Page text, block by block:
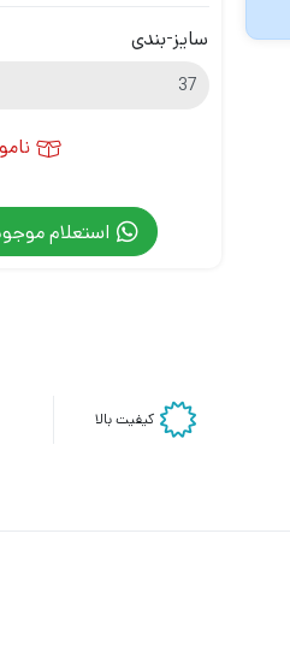
سایز-بندی
استعلام
کیفیت بالا